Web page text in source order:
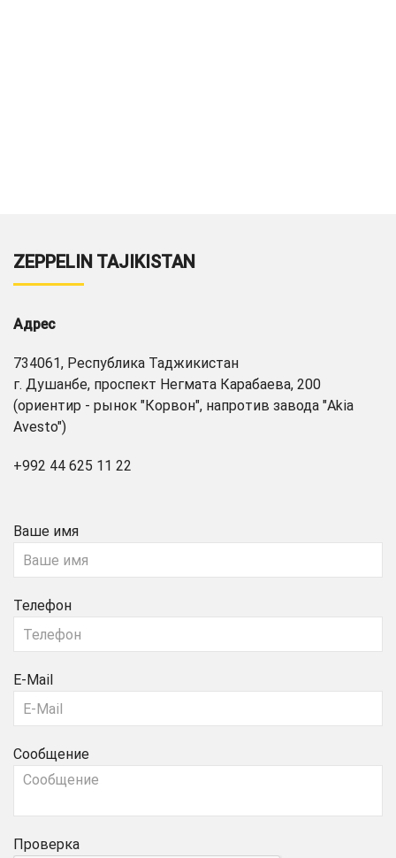
ZEPPELIN TAJIKISTAN
Адрес
734061, Республика Таджикистан
г. Душанбе, проспект Негмата Карабаева, 200
(ориентир - рынок "Корвон", напротив завода "Akia
Avesto")
+992 44 625 11 22
Ваше имя
Телефон
E-Mail
Сообщение
Проверка